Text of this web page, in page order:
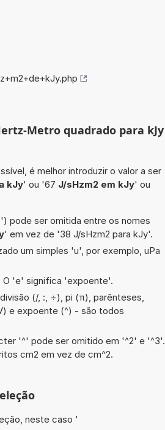
Metro quadrado para kJy
é melhor introduzir o valor a ser
kJy' ou '67 J/sHzm2 em kJy' ou
pode ser omitida entre os nomes
' em vez de '38 J/sHzm2 para kJy'.
um simples 'u', por exemplo, uPa
O 'e' significa 'expoente'.
(/, :, ÷), pi (π), parênteses,
e expoente (^) - são todos
'^' pode ser omitido em '^2' e '^3'.
cm2 em vez de cm^2.
neste caso '